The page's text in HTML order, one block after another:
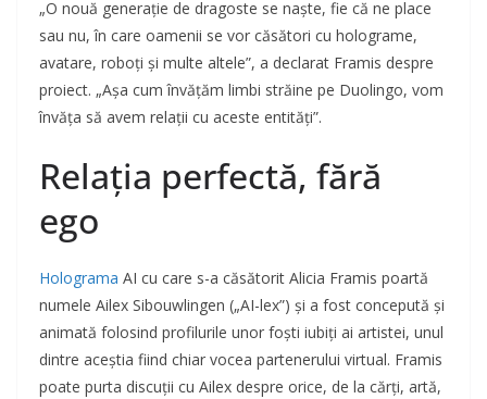
„O nouă generație de dragoste se naște, fie că ne place
sau nu, în care oamenii se vor căsători cu holograme,
avatare, roboți și multe altele”, a declarat Framis despre
proiect. „Așa cum învățăm limbi străine pe Duolingo, vom
învăța să avem relații cu aceste entități”.
Relația perfectă, fără
ego
Holograma AI cu care s-a căsătorit Alicia Framis poartă
numele Ailex Sibouwlingen („AI-lex”) și a fost concepută și
animată folosind profilurile unor foști iubiți ai artistei, unul
dintre aceștia fiind chiar vocea partenerului virtual. Framis
poate purta discuții cu Ailex despre orice, de la cărți, artă,